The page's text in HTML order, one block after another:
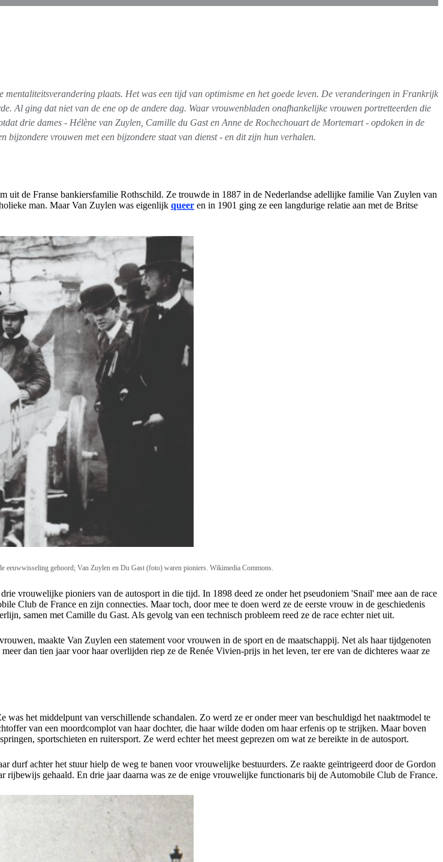
mentaliteitsverandering plaats. Het was een tijd van optimisme en het goede leven. De veranderingen in Frankrijk
Al ging dat niet van de ene op de andere dag. Waar vrouwenbladen onafhankelijke vrouwen portretteerden die
drie dames - Hélène van Zuylen, Camille du Gast en Anne de Rochechouart de Mortemart - opdoken in de
bijzondere vrouwen met een bijzondere staat van dienst - en dit zijn hun verhalen.
uit de Franse bankiersfamilie Rothschild. Ze trouwde in 1887 in de Nederlandse adellijke familie Van Zuylen van
man. Maar Van Zuylen was eigenlijk queer en in 1901 ging ze een langdurige relatie aan met de Britse
eeuwwisseling gehoord; Van Zuylen en Du Gast (foto) waren pioniers. Wikimedia Commons.
vrouwelijke pioniers van de autosport in die tijd. In 1898 deed ze onder het pseudoniem 'Snail' mee aan de race
Club de France en zijn connecties. Maar toch, door mee te doen werd ze de eerste vrouw in de geschiedenis
samen met Camille du Gast. Als gevolg van een technisch probleem reed ze de race echter niet uit.
maakte Van Zuylen een statement voor vrouwen in de sport en de maatschappij. Net als haar tijdgenoten
dan tien jaar voor haar overlijden riep ze de Renée Vivien-prijs in het leven, ter ere van de dichteres waar ze
het middelpunt van verschillende schandalen. Zo werd ze er onder meer van beschuldigd het naaktmodel te
van een moordcomplot van haar dochter, die haar wilde doden om haar erfenis op te strijken. Maar boven
sportschieten en ruitersport. Ze werd echter het meest geprezen om wat ze bereikte in de autosport.
durf achter het stuur hielp de weg te banen voor vrouwelijke bestuurders. Ze raakte geïntrigeerd door de Gordon
rijbewijs gehaald. En drie jaar daarna was ze de enige vrouwelijke functionaris bij de Automobile Club de France.